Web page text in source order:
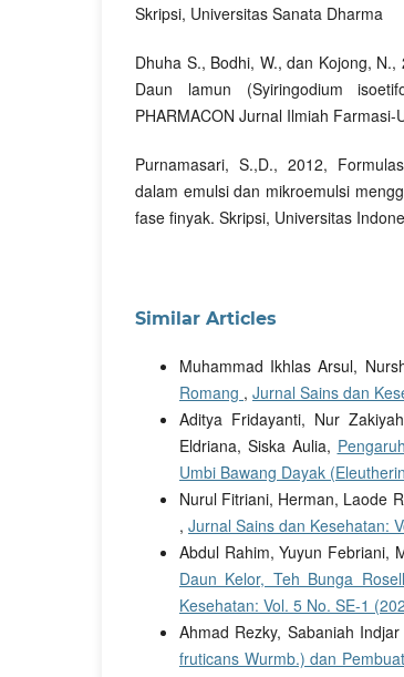
Skripsi, Universitas Sanata Dharma
Dhuha S., Bodhi, W., dan Kojong,
Daun lamun (Syiringodium
PHARMACON Jurnal Ilmiah
Purnamasari, S.,D., 2012,
dalam emulsi dan mikroemulsi
fase finyak. Skripsi, Universitas
Similar Articles
Muhammad Ikhlas Arsul,
Romang , Jurnal Sains dan
Aditya Fridayanti, Nur
Eldriana, Siska Aulia,
Umbi Bawang Dayak
Nurul Fitriani, Herman, Laode
, Jurnal Sains dan Kesehatan:
Abdul Rahim, Yuyun Febriani,
Daun Kelor, Teh Bunga
Kesehatan: Vol. 5 No. SE-1
Ahmad Rezky, Sabaniah
fruticans Wurmb.) dan